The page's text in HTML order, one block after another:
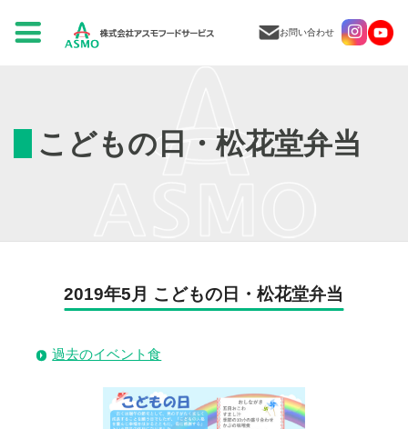
お問い合わせ
こどもの日・松花堂弁当
2019年5月 こどもの日・松花堂弁当
過去のイベント食